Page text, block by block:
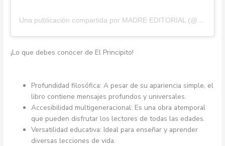
Una publicación compartida por MADRE EDITORIAL (@madre_editorial)
¡Lo que debes conocer de El Principito!
Profundidad filosófica: A pesar de su apariencia simple, el
libro contiene mensajes profundos y universales.
Accesibilidad multigeneracional: Es una obra atemporal
que pueden disfrutar los lectores de todas las edades.
Versatilidad educativa: Ideal para enseñar y aprender
diversas lecciones de vida.